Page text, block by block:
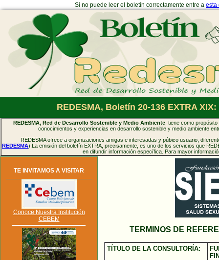
Si no puede leer el boletín correctamente entre a esta
REDESMA, Boletín 20-136 EXTRA
REDESMA, Red de Desarrollo Sostenible y Medio Ambiente , tiene como
conocimientos y experiencias en desarrollo sostenible y medio ambiente
REDESMA ofrece a organizaciones amigas e interesadas y púbico usuario,
REDESMA).La emisión del boletín EXTRA, precisamente, es uno de los servicios que
en difundir información específica. Para mayor
TE INVITAMOS A VISITAR
Conoce Nuestra Institución
CEBEM
TERMINOS DE
TÍTULO DE LA CONSULTORÍA: